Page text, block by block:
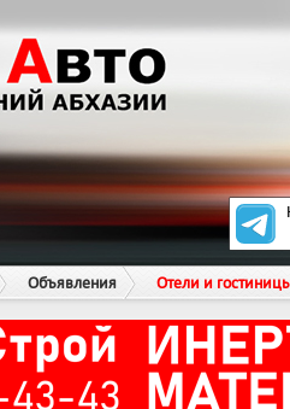
Объявления Отели и